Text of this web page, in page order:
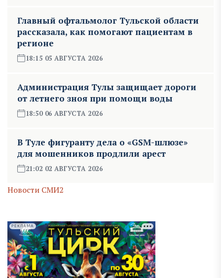
Главный офтальмолог Тульской области
рассказала, как помогают пациентам в
регионе
18:15 05 АВГУСТА 2026
Администрация Тулы защищает дороги
от летнего зноя при помощи воды
18:50 06 АВГУСТА 2026
В Туле фигуранту дела о «GSM-шлюзе»
для мошенников продлили арест
21:02 02 АВГУСТА 2026
Новости СМИ2
РЕКЛАМА